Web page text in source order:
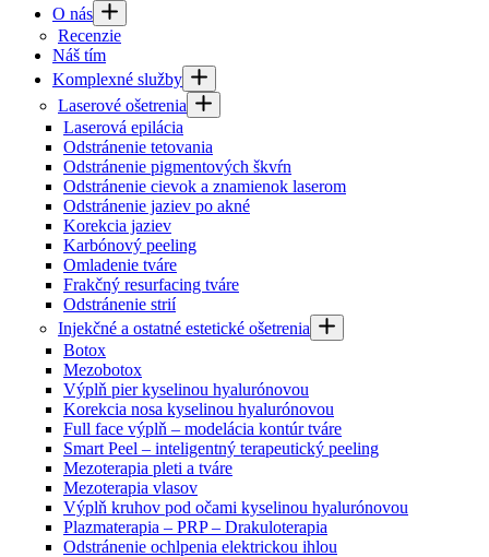
O nás
Recenzie
Náš tím
Komplexné služby
Laserové ošetrenia
Laserová epilácia
Odstránenie tetovania
Odstránenie pigmentových škvŕn
Odstránenie cievok a znamienok laserom
Odstránenie jaziev po akné
Korekcia jaziev
Karbónový peeling
Omladenie tváre
Frakčný resurfacing tváre
Odstránenie strií
Injekčné a ostatné estetické ošetrenia
Botox
Mezobotox
Výplň pier kyselinou hyalurónovou
Korekcia nosa kyselinou hyalurónovou
Full face výplň – modelácia kontúr tváre
Smart Peel – inteligentný terapeutický peeling
Mezoterapia pleti a tváre
Mezoterapia vlasov
Výplň kruhov pod očami kyselinou hyalurónovou
Plazmaterapia – PRP – Drakuloterapia
Odstránenie ochlpenia elektrickou ihlou